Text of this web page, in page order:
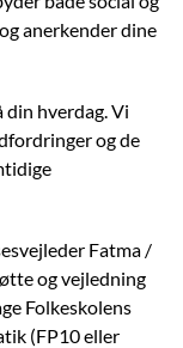
anerkender dine
din hverdag. Vi
og de
Fatma /
og vejledning
Folkeskolens
(FP10 eller